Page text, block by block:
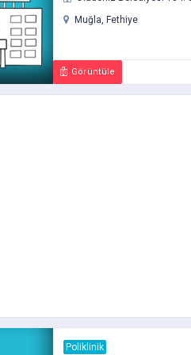
Muğla, Fethiye
Görüntüle
Poliklinik